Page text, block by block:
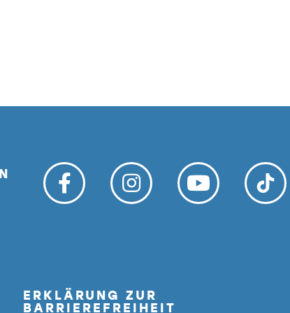
ERKLÄRUNG ZUR
BARRIEREFREIHEIT